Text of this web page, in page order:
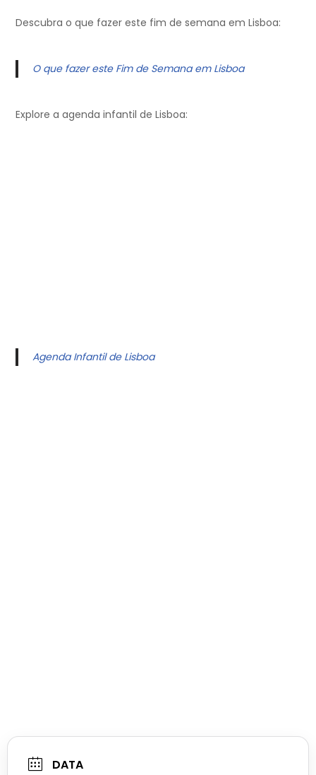
Descubra o que fazer este fim de semana em Lisboa:
O que fazer este Fim de Semana em Lisboa
Explore a agenda infantil de Lisboa:
Agenda Infantil de Lisboa
DATA